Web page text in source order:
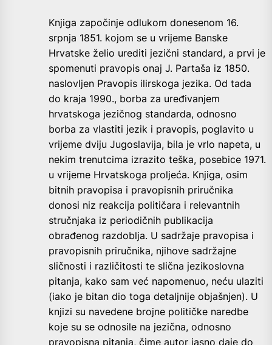
Knjiga započinje odlukom donesenom 16.
srpnja 1851. kojom se u vrijeme Banske
Hrvatske želio urediti jezični standard, a prvi je
spomenuti pravopis onaj J. Partaša iz 1850.
naslovljen Pravopis ilirskoga jezika. Od tada
do kraja 1990., borba za uređivanjem
hrvatskoga jezičnog standarda, odnosno
borba za vlastiti jezik i pravopis, poglavito u
vrijeme dviju Jugoslavija, bila je vrlo napeta, u
nekim trenutcima izrazito teška, posebice 1971.
u vrijeme Hrvatskoga proljeća. Knjiga, osim
bitnih pravopisa i pravopisnih priručnika
donosi niz reakcija političara i relevantnih
stručnjaka iz periodičnih publikacija
obrađenog razdoblja. U sadržaje pravopisa i
pravopisnih priručnika, njihove sadržajne
sličnosti i različitosti te slična jezikoslovna
pitanja, kako sam već napomenuo, neću ulaziti
(iako je bitan dio toga detaljnije objašnjen). U
knjizi su navedene brojne političke naredbe
koje su se odnosile na jezična, odnosno
pravopisna pitanja, čime autor jasno daje do